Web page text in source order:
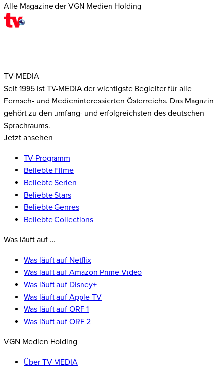
Alle Magazine der VGN Medien Holding
TV-MEDIA
Seit 1995 ist TV-MEDIA der wichtigste Begleiter für alle
Fernseh- und Medieninteressierten Österreichs. Das Magazin
gehört zu den umfang- und erfolgreichsten des deutschen
Sprachraums.
Jetzt ansehen
TV-Programm
Beliebte Filme
Beliebte Serien
Beliebte Stars
Beliebte Genres
Beliebte Collections
Was läuft auf …
Was läuft auf Netflix
Was läuft auf Amazon Prime Video
Was läuft auf Disney+
Was läuft auf Apple TV
Was läuft auf ORF 1
Was läuft auf ORF 2
VGN Medien Holding
Über TV-MEDIA